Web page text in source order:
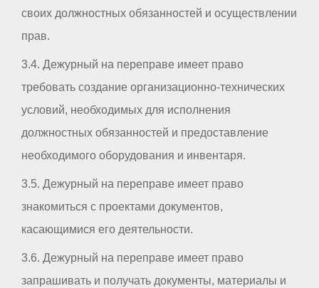
своих должностных обязанностей и осуществлении
прав.
3.4. Дежурный на переправе имеет право
требовать создание организационно-технических
условий, необходимых для исполнения
должностных обязанностей и предоставление
необходимого оборудования и инвентаря.
3.5. Дежурный на переправе имеет право
знакомиться с проектами документов,
касающимися его деятельности.
3.6. Дежурный на переправе имеет право
запрашивать и получать документы, материалы и